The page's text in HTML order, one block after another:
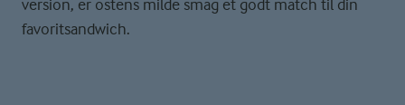
version, er ostens milde smag et godt match til din
favoritsandwich.